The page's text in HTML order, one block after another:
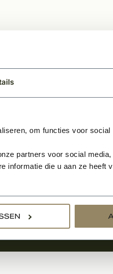
om functies voor
partners voor social
informatie die u aan ze heeft